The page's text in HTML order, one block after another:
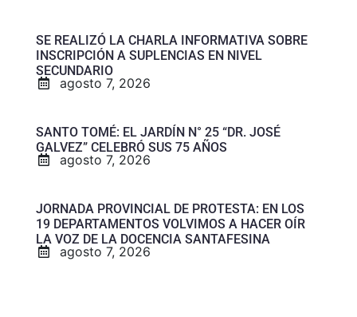
SE REALIZÓ LA CHARLA INFORMATIVA SOBRE
INSCRIPCIÓN A SUPLENCIAS EN NIVEL
SECUNDARIO
agosto 7, 2026
SANTO TOMÉ: EL JARDÍN N° 25 “DR. JOSÉ
GALVEZ” CELEBRÓ SUS 75 AÑOS
agosto 7, 2026
JORNADA PROVINCIAL DE PROTESTA: EN LOS
19 DEPARTAMENTOS VOLVIMOS A HACER OÍR
LA VOZ DE LA DOCENCIA SANTAFESINA
agosto 7, 2026